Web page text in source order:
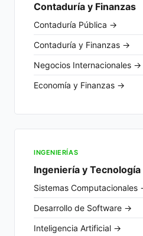
Contaduría y Finanzas
Contaduría Pública →
Contaduría y Finanzas →
Negocios Internacionales →
Economía y Finanzas →
INGENIERÍAS
Ingeniería y Tecnología
Sistemas Computacionales
Desarrollo de Software →
Inteligencia Artificial →